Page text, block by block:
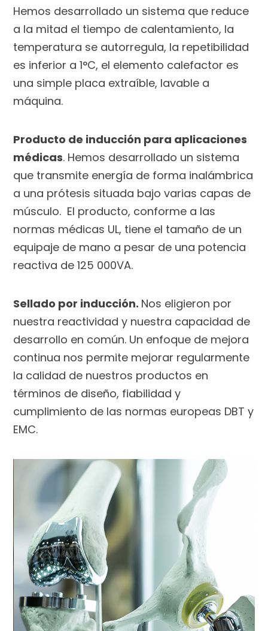
Hemos desarrollado un sistema que reduce
a la mitad el tiempo de calentamiento, la
temperatura se autorregula, la repetibilidad
es inferior a 1°C, el elemento calefactor es
una simple placa extraíble, lavable a
máquina.
Producto de inducción para aplicaciones
médicas. Hemos desarrollado un sistema
que transmite energía de forma inalámbrica
a una prótesis situada bajo varias capas de
músculo. El producto, conforme a las
normas médicas UL, tiene el tamaño de un
equipaje de mano a pesar de una potencia
reactiva de 125 000VA.
Sellado por inducción. Nos eligieron por
nuestra reactividad y nuestra capacidad de
desarrollo en común. Un enfoque de mejora
continua nos permite mejorar regularmente
la calidad de nuestros productos en
términos de diseño, fiabilidad y
cumplimiento de las normas europeas DBT y
EMC.